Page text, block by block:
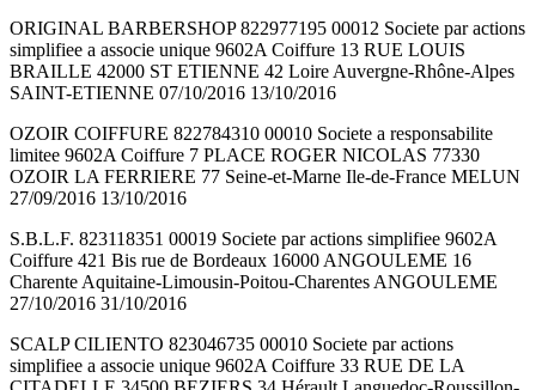
ORIGINAL BARBERSHOP 822977195 00012 Societe par actions
simplifiee a associe unique 9602A Coiffure 13 RUE LOUIS
BRAILLE 42000 ST ETIENNE 42 Loire Auvergne-Rhône-Alpes
SAINT-ETIENNE 07/10/2016 13/10/2016
OZOIR COIFFURE 822784310 00010 Societe a responsabilite
limitee 9602A Coiffure 7 PLACE ROGER NICOLAS 77330
OZOIR LA FERRIERE 77 Seine-et-Marne Ile-de-France MELUN
27/09/2016 13/10/2016
S.B.L.F. 823118351 00019 Societe par actions simplifiee 9602A
Coiffure 421 Bis rue de Bordeaux 16000 ANGOULEME 16
Charente Aquitaine-Limousin-Poitou-Charentes ANGOULEME
27/10/2016 31/10/2016
SCALP CILIENTO 823046735 00010 Societe par actions
simplifiee a associe unique 9602A Coiffure 33 RUE DE LA